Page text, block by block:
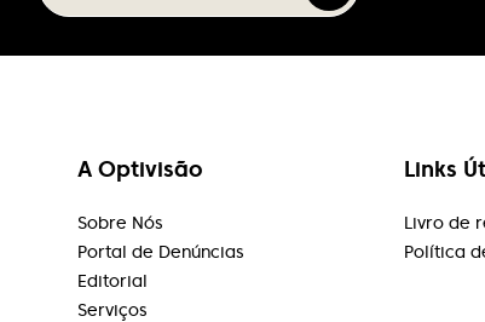
A Optivisão
Sobre Nós
Portal de Denúncias
Editorial
Serviços
Links
Livro de
Política